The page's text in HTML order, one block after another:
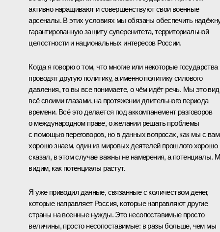
активно наращивают и совершенствуют свои военные
арсеналы. В этих условиях мы обязаны обеспечить
гарантированную защиту суверенитета, территориальной
целостности и национальных интересов России.
Когда я говорю о том, что многие или некоторые государства
проводят другую политику, а именно политику силового
давления, то вы все понимаете, о чём идёт речь. Мы это
всё своими глазами, на протяжении длительного периода
времени. Всё это делается под аккомпанемент разговоров
о международном праве, о желании решать проблемы
с помощью переговоров, но в данных вопросах, как мы с
хорошо знаем, один из мировых деятелей прошлого хорошо
сказал, в этом случае важны не намерения, а потенциалы.
видим, как потенциалы растут.
Я уже приводил данные, связанные с количеством денег,
которые направляет Россия, которые направляют другие
страны на военные нужды. Это несопоставимые просто
величины, просто несопоставимые: в разы больше, чем мы